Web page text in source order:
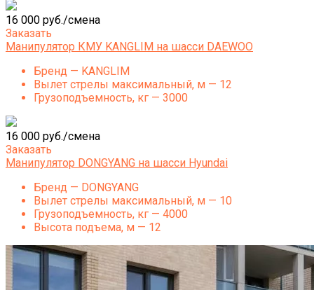
16 000 руб./смена
Заказать
Манипулятор КМУ KANGLIM на шасси DAEWOO
Бренд — KANGLIM
Вылет стрелы максимальный, м — 12
Грузоподъемность, кг — 3000
16 000 руб./смена
Заказать
Манипулятор DONGYANG на шасси Hyundai
Бренд — DONGYANG
Вылет стрелы максимальный, м — 10
Грузоподъемность, кг — 4000
Высота подъема, м — 12